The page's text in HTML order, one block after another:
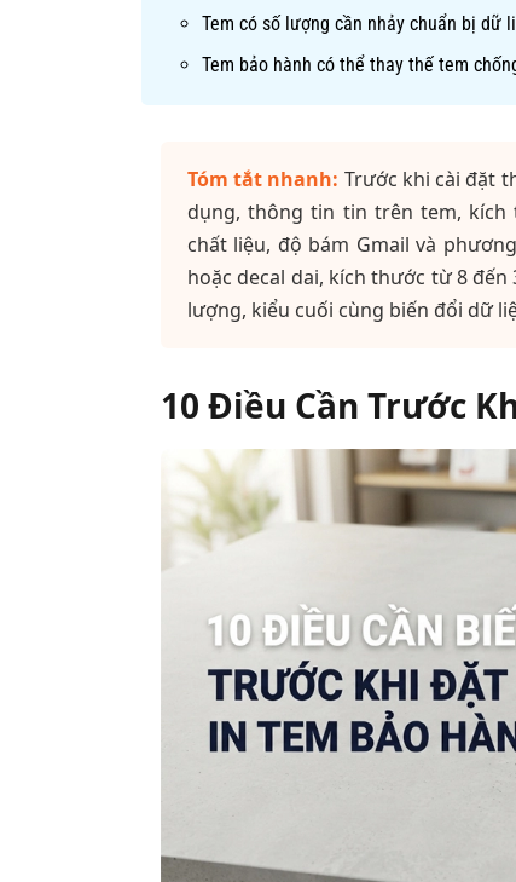
Tem có số lượng cần nhảy chuẩn bị dữ
Tem bảo hành có thể thay thế tem
Tóm tắt nhanh: Trước khi cài đặt
dụng, thông tin tin trên tem, kích
chất liệu, độ bám Gmail và
hoặc decal dai, kích thước từ 8
lượng, kiểu cuối cùng biến đổi dữ
10 Điều Cần Trước